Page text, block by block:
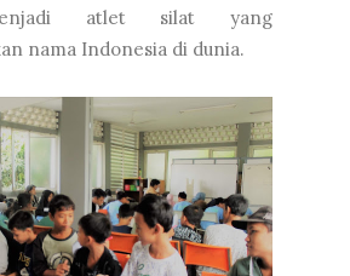
atlet silat yang
nama Indonesia di dunia.